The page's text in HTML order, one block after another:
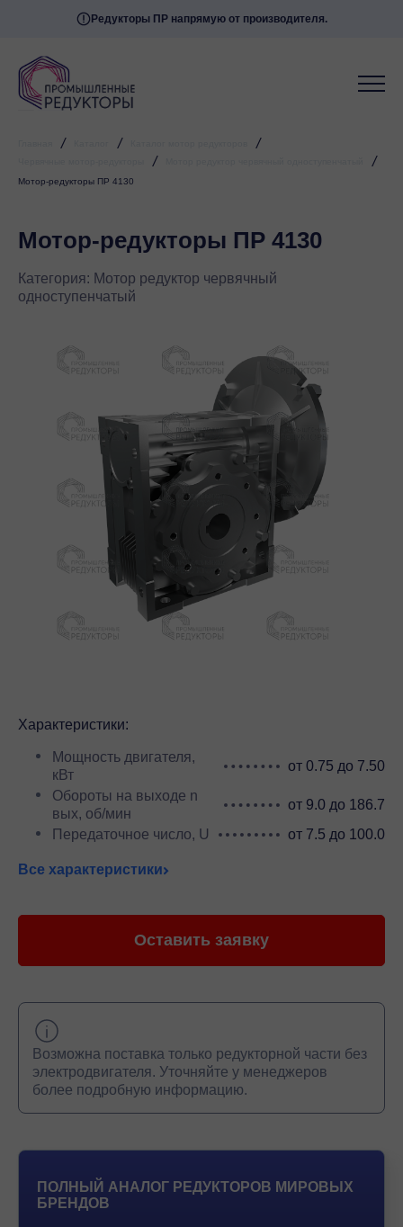
Редукторы ПР напрямую от производителя.
/ / /
/ /
Мотор-редукторы ПР 4130
Мотор-редукторы ПР 4130
Категория: Мотор редуктор червячный
одноступенчатый
Характеристики:
Мощность двигателя,
кВт
от 0.75 до 7.50
Обороты на выходе n
вых, об/мин
от 9.0 до 186.7
Передаточное число, U
от 7.5 до 100.0
Все характеристики
Оставить заявку
Возможна поставка только редукторной части без
электродвигателя. Уточняйте у менеджеров
более подробную информацию.
ПОЛНЫЙ АНАЛОГ РЕДУКТОРОВ МИРОВЫХ
БРЕНДОВ